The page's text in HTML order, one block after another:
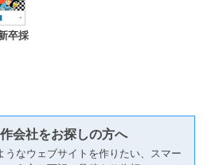
卒採
会社をお探しの方へ
うなウェブサイトを作りたい、スマー